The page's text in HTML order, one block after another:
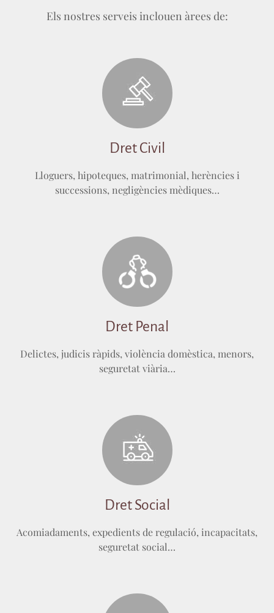
Els nostres serveis inclouen àrees de:
Dret Civil
Lloguers, hipoteques, matrimonial, herències i
successions, negligències mèdiques…
Dret Penal
Delictes, judicis ràpids, violència domèstica, menors,
seguretat viària…
Dret Social
Acomiadaments, expedients de regulació, incapacitats,
seguretat social…